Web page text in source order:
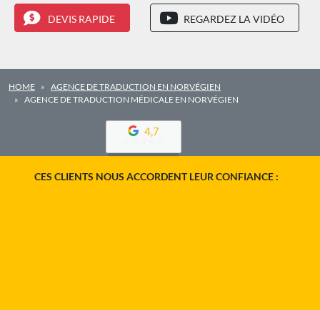
DEVIS RAPIDE REGARDEZ LA VIDÉO
HOME
AGENCE DE TRADUCTION EN NORVÉGIEN
AGENCE DE TRADUCTION MÉDICALE EN NORVÉGIEN
4,7
CES CLIENTS NOUS ACCORDENT LEUR CONFIANCE :